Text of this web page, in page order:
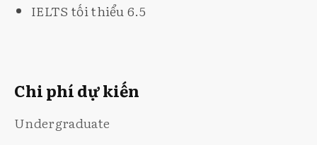
IELTS tối thiểu 6.5
Chi phí dự kiến
Undergraduate